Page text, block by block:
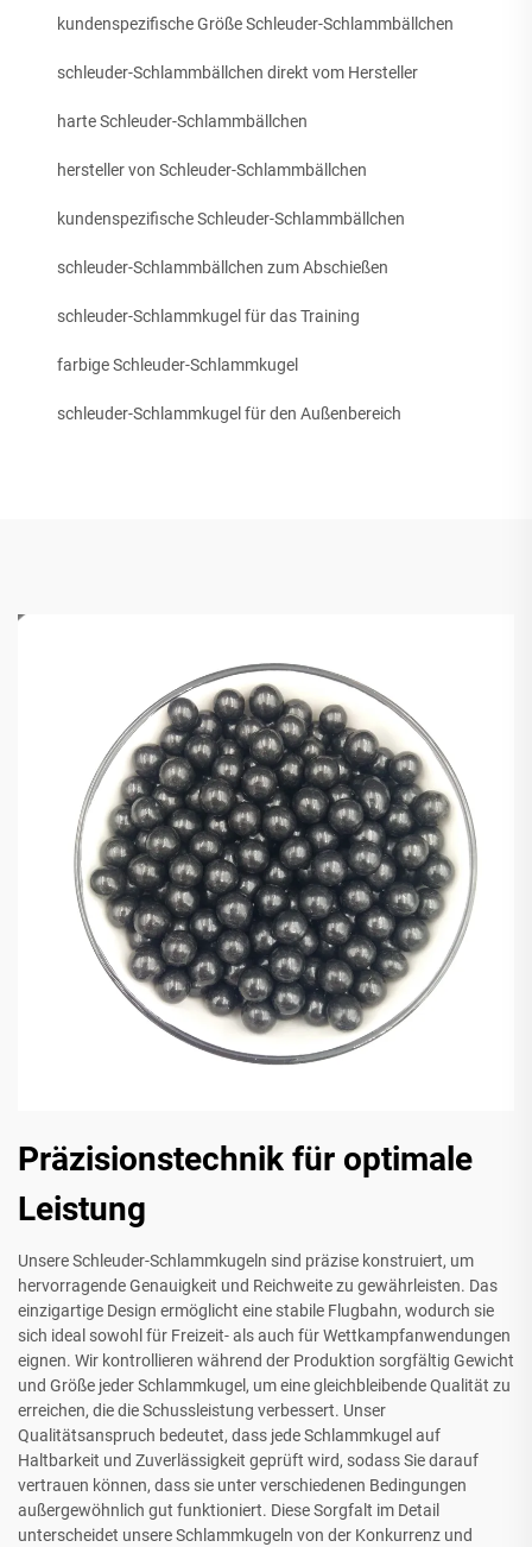
kundenspezifische Größe Schleuder-Schlammbällchen
schleuder-Schlammbällchen direkt vom Hersteller
harte Schleuder-Schlammbällchen
hersteller von Schleuder-Schlammbällchen
kundenspezifische Schleuder-Schlammbällchen
schleuder-Schlammbällchen zum Abschießen
schleuder-Schlammkugel für das Training
farbige Schleuder-Schlammkugel
schleuder-Schlammkugel für den Außenbereich
Präzisionstechnik für optimale
Leistung
Unsere Schleuder-Schlammkugeln sind präzise konstruiert, um
hervorragende Genauigkeit und Reichweite zu gewährleisten. Das
einzigartige Design ermöglicht eine stabile Flugbahn, wodurch sie
sich ideal sowohl für Freizeit- als auch für Wettkampfanwendungen
eignen. Wir kontrollieren während der Produktion sorgfältig Gewicht
und Größe jeder Schlammkugel, um eine gleichbleibende Qualität zu
erreichen, die die Schussleistung verbessert. Unser
Qualitätsanspruch bedeutet, dass jede Schlammkugel auf
Haltbarkeit und Zuverlässigkeit geprüft wird, sodass Sie darauf
vertrauen können, dass sie unter verschiedenen Bedingungen
außergewöhnlich gut funktioniert. Diese Sorgfalt im Detail
unterscheidet unsere Schlammkugeln von der Konkurrenz und